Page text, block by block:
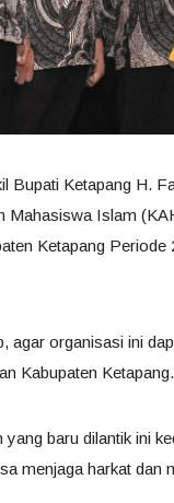
Bupati Ketapang H.
Mahasiswa Islam
Ketapang
agar organisasi ini
Kabupaten Ketapang.
yang baru dilantik ini
menjaga harkat dan